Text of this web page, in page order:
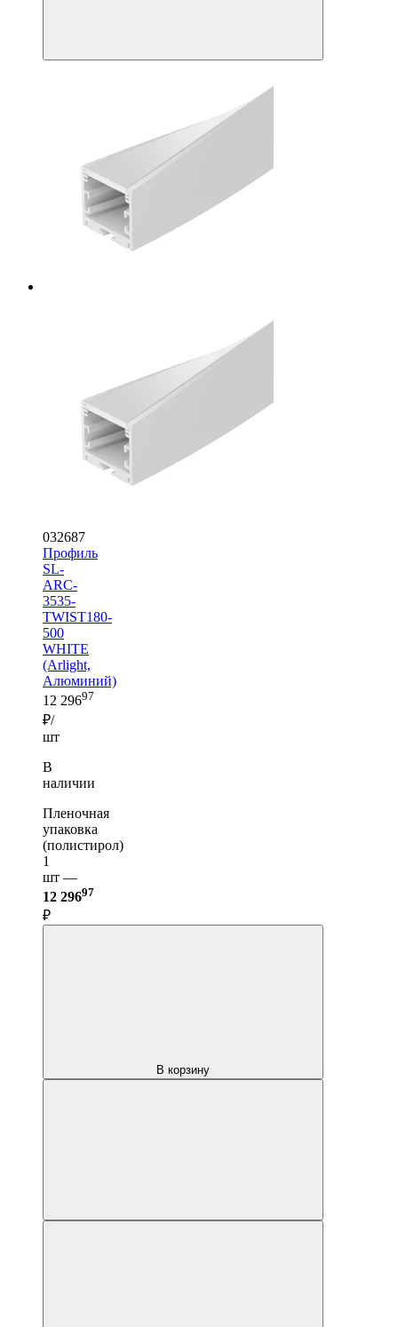
032687
Профиль
SL-
ARC-
3535-
TWIST180-
500
WHITE
(Arlight,
Алюминий)
12 29697
₽/
шт
В
наличии
Пленочная
упаковка
(полистирол)
1
шт —
12 29697
₽
В корзину